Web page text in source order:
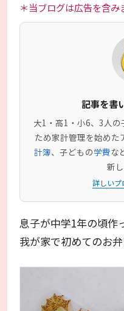
＊当ブログは広告を含み
記事を書
大1・高1・小6、3人
ため家計管理を始めた
計簿、子どもの学費な
新
詳しいプ
息子が中学1年の頃作
我が家で初めてのお